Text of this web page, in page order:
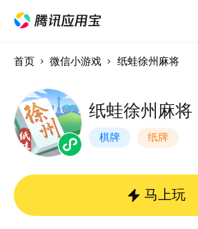
首页 微信小游戏 纸蛙徐州麻将
纸蛙徐州麻将
棋牌 纸牌
马上玩